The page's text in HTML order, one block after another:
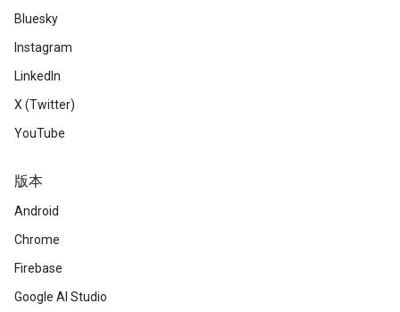
Bluesky
Instagram
LinkedIn
X (Twitter)
YouTube
版本
Android
Chrome
Firebase
Google AI Studio